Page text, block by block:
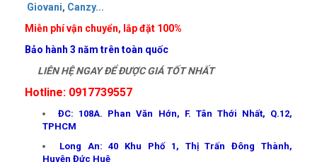
Giovani, Canzy...
Miễn phí vận chuyển, lắp đặt 100%
Bảo hành 3 năm trên toàn quốc
LIÊN HỆ NGAY ĐỂ ĐƯỢC GIÁ TỐT NHẤT
Hotline: 0917739557
ĐC: 108A. Phan Văn Hớn, F. Tân Thới Nhất, Q.12,
TPHCM
Long An: 40 Khu Phố 1, Thị Trấn Đông Thành,
Huyện Đức Huệ